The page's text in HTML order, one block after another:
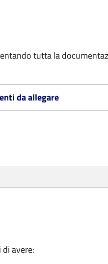
tutta la
da allegare
avere: